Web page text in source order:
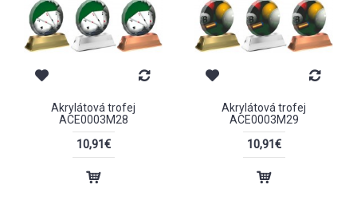
Akrylátová trofej
ACE0003M28
10,91€
Akrylátová trofej
ACE0003M29
10,91€